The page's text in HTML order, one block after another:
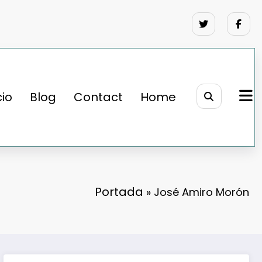
Blog Contact Home
Portada » José Amiro Morón